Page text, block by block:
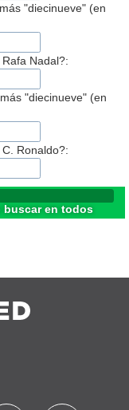
"diecinueve" (en
Nadal?:
"diecinueve" (en
Ronaldo?:
buscar en todos